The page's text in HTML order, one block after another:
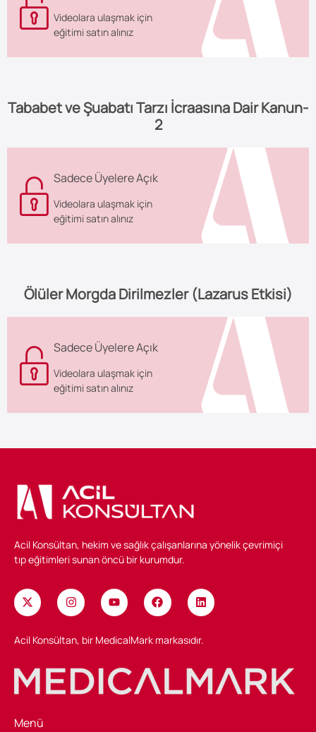
Videolara ulaşmak için
eğitimi satın alınız
Tababet ve Şuabatı Tarzı İcraasına Dair Kanun-
2
Sadece Üyelere Açık
Videolara ulaşmak için
eğitimi satın alınız
Ölüler Morgda Dirilmezler (Lazarus Etkisi)
Sadece Üyelere Açık
Videolara ulaşmak için
eğitimi satın alınız
Acil Konsültan, hekim ve sağlık çalışanlarına yönelik çevrimiçi
tıp eğitimleri sunan öncü bir kurumdur.
Acil Konsültan, bir MedicalMark markasıdır.
Menü